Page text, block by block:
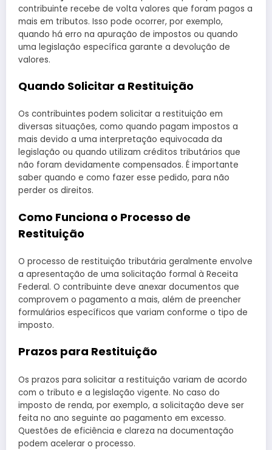
contribuinte recebe de volta valores que foram pagos a
mais em tributos. Isso pode ocorrer, por exemplo,
quando há erro na apuração de impostos ou quando
uma legislação específica garante a devolução de
valores.
Quando Solicitar a Restituição
Os contribuintes podem solicitar a restituição em
diversas situações, como quando pagam impostos a
mais devido a uma interpretação equivocada da
legislação ou quando utilizam créditos tributários que
não foram devidamente compensados. É importante
saber quando e como fazer esse pedido, para não
perder os direitos.
Como Funciona o Processo de
Restituição
O processo de restituição tributária geralmente envolve
a apresentação de uma solicitação formal à Receita
Federal. O contribuinte deve anexar documentos que
comprovem o pagamento a mais, além de preencher
formulários específicos que variam conforme o tipo de
imposto.
Prazos para Restituição
Os prazos para solicitar a restituição variam de acordo
com o tributo e a legislação vigente. No caso do
imposto de renda, por exemplo, a solicitação deve ser
feita no ano seguinte ao pagamento em excesso.
Questões de eficiência e clareza na documentação
podem acelerar o processo.